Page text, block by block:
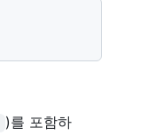
)를 포함하